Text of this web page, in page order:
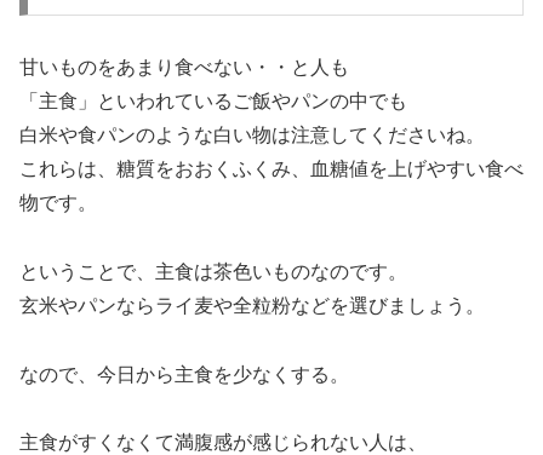
甘いものをあまり食べない・・と人も
「主食」といわれているご飯やパンの中でも
白米や食パンのような白い物は注意してくださいね。
これらは、糖質をおおくふくみ、血糖値を上げやすい食べ
物です。
ということで、主食は茶色いものなのです。
玄米やパンならライ麦や全粒粉などを選びましょう。
なので、今日から主食を少なくする。
主食がすくなくて満腹感が感じられない人は、